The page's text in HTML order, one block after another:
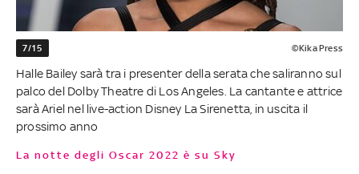
7/15 ©Kika Press
Halle Bailey sarà tra i presenter della serata che saliranno sul
palco del Dolby Theatre di Los Angeles. La cantante e attrice
sarà Ariel nel live-action Disney La Sirenetta, in uscita il
prossimo anno
La notte degli Oscar 2022 è su Sky